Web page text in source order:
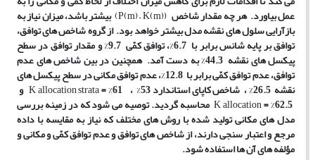
عمل بیاورد. هر چه مقدار شاخص (P(m) – K(m)) بیشتر باشد، میزان نیاز به
بازآرایی سلولهای نقشه مدل بیشتر خواهد بود. از گروه شاخصهای توافق،
توافق بر پایه شانس برابر با 6.7 %، توافق کمّی 9.7 %و مقدار توافق در سطح
پیکسلهای نقشه 44.3 %بهدست آمد. همچنین در بین شاخصهای عدم
توافق، عدم توافق کمّی برابر با 12.8 %، عدم توافق مکانی در سطح پیکسلهای
نقشه 26.5 %، شاخص کاپای استاندارد 53 %، 61 %
=
K allocation strata و
%
=
K allocation محاسبه گردید. توصیه میشود که در زمینه بررسی
مدلهای مکانی تولید شده با روشهای مختلف که نیاز به مقایسه با داده
مرجع و اعتبار سنجی دارند، از شاخصهای توافق و عدم توافق کمّی و مکانی و
مؤلفههای آنها استفاده شود.